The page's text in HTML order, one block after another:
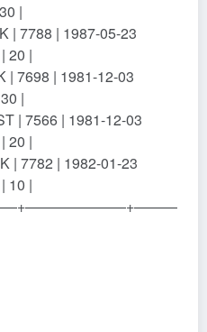
|
| 7788 | 1987-05-23
20 |
| 7698 | 1981-12-03
|
| 7566 | 1981-12-03
20 |
| 7782 | 1982-01-23
10 |